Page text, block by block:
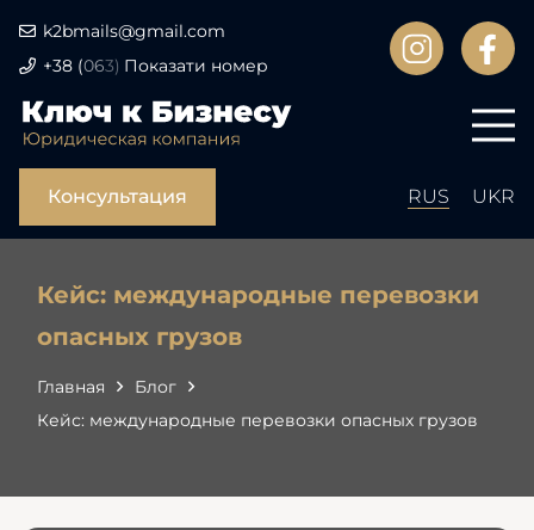
k2bmails@gmail.com
+38(063) Показати номер
Консультация RUS UKR
Кейс: международные перевозки
опасных грузов
Главная
Блог
Кейс: международные перевозки опасных грузов